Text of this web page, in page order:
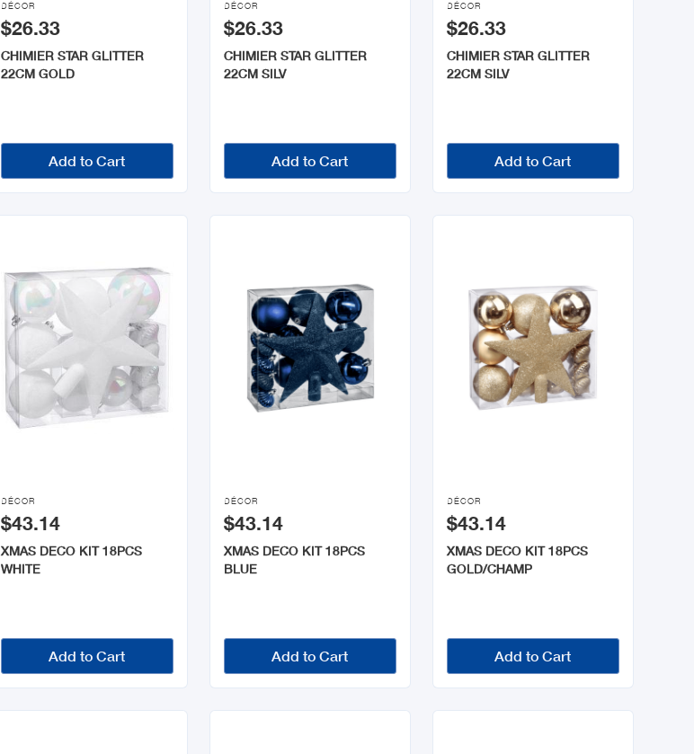
DÉCOR
$26.33
CHIMIER STAR GLITTER
22CM GOLD
Add to Cart
DÉCOR
$26.33
CHIMIER STAR GLITTER
22CM SILV
Add to Cart
DÉCOR
$26.33
CHIMIER STAR GLITTER
22CM SILV
Add to Cart

DÉCOR
$43.14
XMAS DECO KIT 18PCS
WHITE
Add to Cart

DÉCOR
$43.14
XMAS DECO KIT 18PCS
BLUE
Add to Cart

DÉCOR
$43.14
XMAS DECO KIT 18PCS
GOLD/CHAMP
Add to Cart